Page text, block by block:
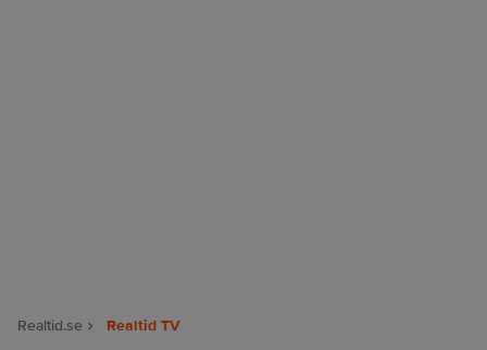
Realtid.se Realtid TV